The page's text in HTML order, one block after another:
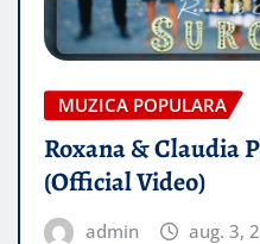
MUZICA POPULARA
Roxana & Claudia
(Official Video)
admin aug. 3,